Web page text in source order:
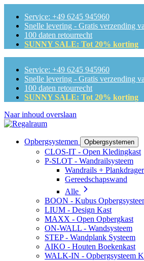
Service: +49 6245 945960
Snelle levering - Gratis verzending
100 daten retourrecht
SUNNY SALE: Tot 20% korting
Service: +49 6245 945960
Snelle levering - Gratis verzending
100 daten retourrecht
SUNNY SALE: Tot 20% korting
Naar inhoud overslaan
Opbergsystemen Opbergsystemen
CLOS-IT - Open Kledingkast
P-SLOT - Wandrailsysteem
Wandrails + Plankdrager
Gereedschapswand
Alle
BOON - Kubus
LIUM - Design Kast
MAXX - Open Opbergkast
ON-WALL - Wandsysteem
STEP - Wandplank Systeem
AIKO - Houten Boekenkast
WALK-IN - Opbergsysteem